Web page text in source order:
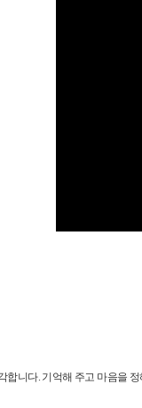
니다. 기억해 주고 마음